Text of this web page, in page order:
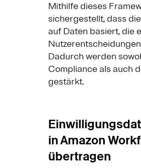
Mithilfe dieses
sichergestellt, dass
auf Daten basiert, die
Dadurch werden
Compliance als auch
gestärkt.
in Amazon
übertragen